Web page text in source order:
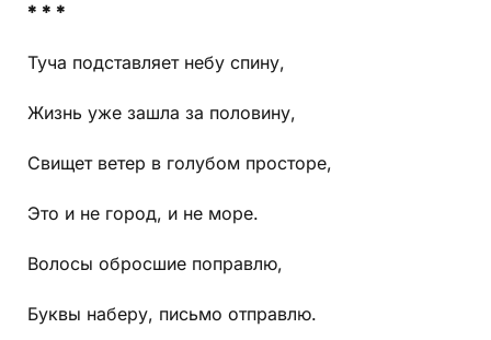
* * *
Туча подставляет небу спину,
Жизнь уже зашла за половину,
Свищет ветер в голубом просторе,
Это и не город, и не море.
Волосы обросшие поправлю,
Буквы наберу, письмо отправлю.